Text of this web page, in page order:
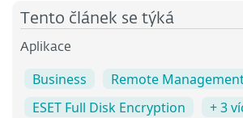
Tento článek se týká
Aplikace
Business
Remote
ESET Full Disk Encryption
+ 3